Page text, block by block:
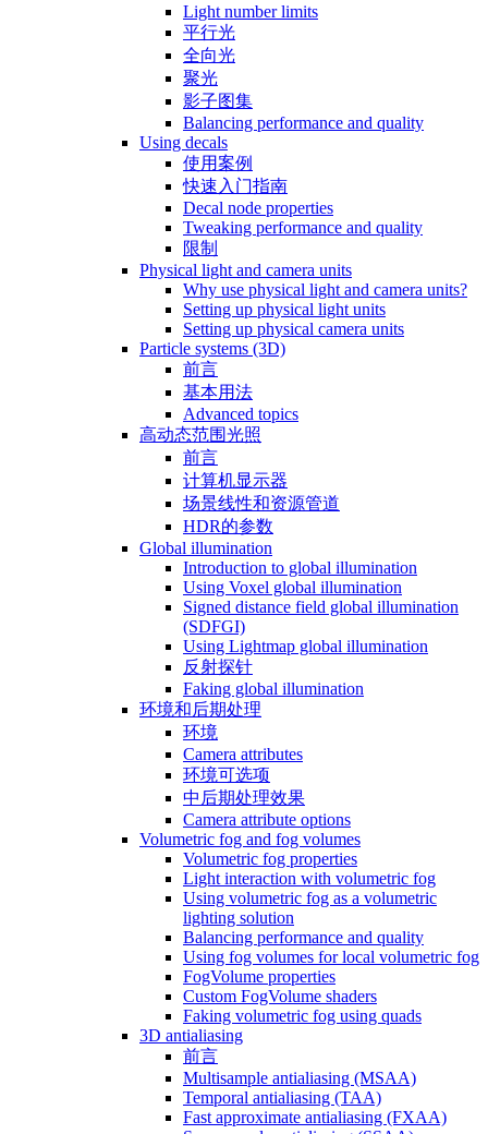
Light number limits
平行光
全向光
聚光
影子图集
Balancing performance and quality
Using decals
使用案例
快速入门指南
Decal node properties
Tweaking performance and quality
限制
Physical light and camera units
Why use physical light and camera units?
Setting up physical light units
Setting up physical camera units
Particle systems (3D)
前言
基本用法
Advanced topics
高动态范围光照
前言
计算机显示器
场景线性和资源管道
HDR的参数
Global illumination
Introduction to global illumination
Using Voxel global illumination
Signed distance field global illumination
(SDFGI)
Using Lightmap global illumination
反射探针
Faking global illumination
环境和后期处理
环境
Camera attributes
环境可选项
中后期处理效果
Camera attribute options
Volumetric fog and fog volumes
Volumetric fog properties
Light interaction with volumetric fog
Using volumetric fog as a volumetric
lighting solution
Balancing performance and quality
Using fog volumes for local volumetric fog
FogVolume properties
Custom FogVolume shaders
Faking volumetric fog using quads
3D antialiasing
前言
Multisample antialiasing (MSAA)
Temporal antialiasing (TAA)
Fast approximate antialiasing (FXAA)